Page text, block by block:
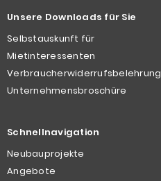
Unsere Downloads für Sie
Selbstauskunft für
Mietinteressenten
Verbraucherwiderrufsbelehrung
Unternehmensbroschüre
Schnellnavigation
Neubauprojekte
Angebote